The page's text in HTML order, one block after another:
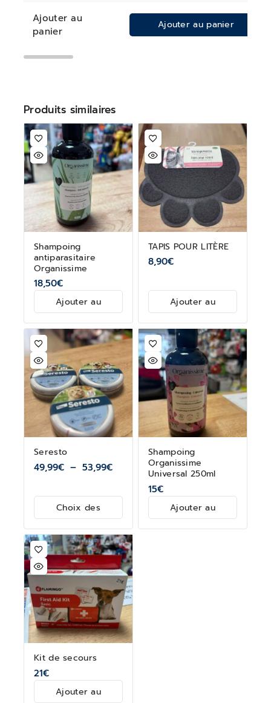
Ajouter au
panier
Ajouter au panier
Produits similaires
Shampoing
antiparasitaire
Organissime
18,50€
Ajouter au
TAPIS POUR LITÈRE
8,90€
Ajouter au
Seresto
49,99€ – 53,99€
Choix des
Shampoing
Organissime
Universal 250ml
15€
Ajouter au
Kit de secours
21€
Ajouter au